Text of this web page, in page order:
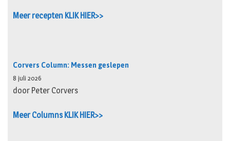
Meer recepten KLIK HIER>>
Corvers Column: Messen geslepen
8 juli 2026
door Peter Corvers
Meer Columns KLIK HIER>>